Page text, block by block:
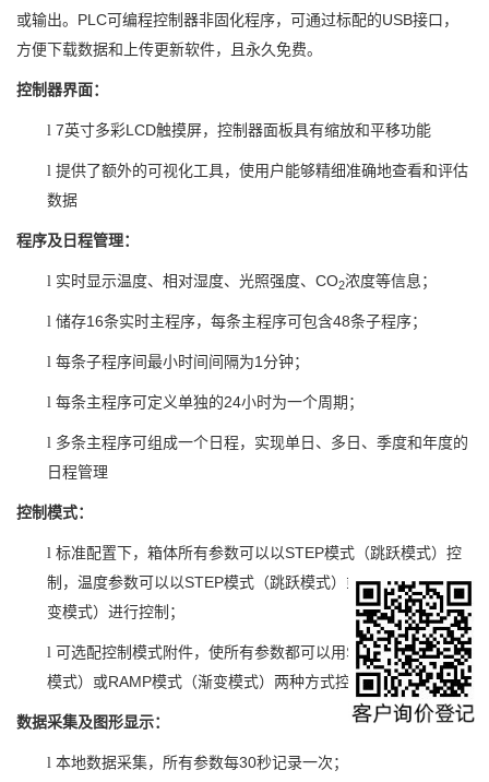
或输出。 PLC可编程控制器非固化程序，可通过标配的USB接口，
方便下载数据和上传更新软件，且永久免费。
控制器界面：
l 7英寸多彩LCD触摸屏，控制器面板具有缩放和平移功能
l 提供了额外的可视化工具，使用户能够精细准确地查看和评估
数据
程序及日程管理：
l 实时显示温度、相对湿度、光照强度、 CO2浓度等信息；
l 储存16条实时主程序，每条主程序可包含48条子程序；
l 每条子程序间最小时间间隔为1 分钟；
l 每条主程序可定义单独的24小时为一个周期；
l 多条主程序可组成一个日程，实现单日、多日、季度和年度的
日程管理
控制模式：
l 标准配置下，箱体所有参数可以以STEP模式（跳跃模式）控
制，温度参数可以以STEP模式（跳跃模式）或RAMP模式（渐
变模式）进行控制；
l 可选配控制模式附件，使所有参数都可以用STEP模式（跳跃
模式）或RAMP模式（渐变模式）两种方式控制
数据采集及图形显示：
l 本地数据采集，所有参数每30秒记录一次；